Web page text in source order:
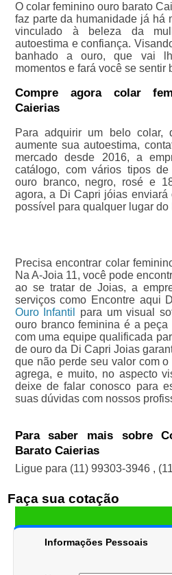
O colar feminino ouro barato
faz parte da humanidade já há
vinculado à beleza da
autoestima e confiança.
banhado a ouro, que vai
momentos e fará você se sentir
Compre agora colar
Caierias
Para adquirir um belo colar,
aumente sua autoestima,
mercado desde 2016, a
catálogo, com vários tipos
ouro branco, negro, rosé e
agora, a Di Capri jóias enviará
possível para qualquer lugar do
Precisa encontrar colar
Na A-Joia 11, você pode
ao se tratar de Joias, a
serviços como Encontre aqui
Ouro Infantil
para um visual
ouro branco feminina é a peça
com uma equipe qualificada
de ouro da Di Capri Joias
que não perde seu valor com
agrega, e muito, no aspecto
deixe de falar conosco para
suas dúvidas com nossos
Para saber mais sobre
Barato Caierias
Ligue para (11) 99303-3946 ,
Faça sua cotação
Informações Pessoais